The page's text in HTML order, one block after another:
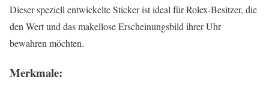
Dieser speziell entwickelte Sticker ist ideal für Rolex-Besitzer, die
den Wert und das makellose Erscheinungsbild ihrer Uhr
bewahren möchten.
Merkmale: